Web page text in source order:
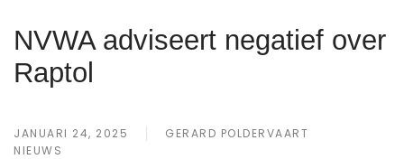
NVWA adviseert negatief over
Raptol
JANUARI 24, 2025
GERARD POLDERVAART
NIEUWS